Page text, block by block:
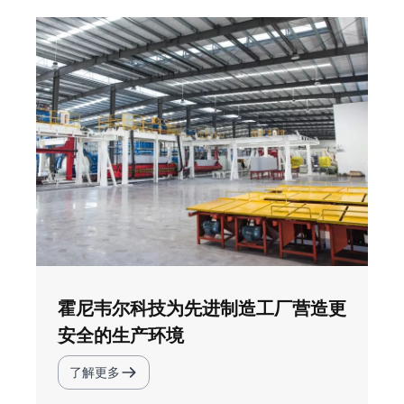
霍尼韦尔科技为先进制造工厂营造更
安全的生产环境
了解更多